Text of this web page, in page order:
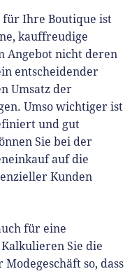
für Ihre Boutique ist
kauffreudige
Angebot nicht deren
entscheidender
Umsatz der
Umso wichtiger ist
und gut
Sie bei der
auf die
Kunden
für eine
Sie die
so, dass